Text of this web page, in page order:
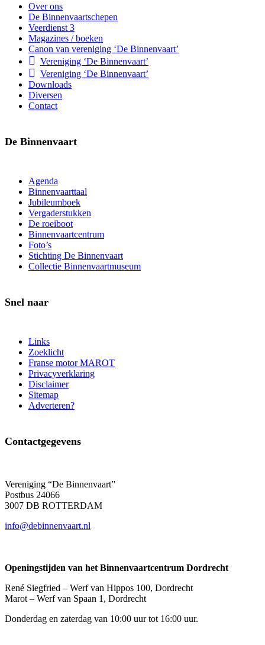
Over ons
De Binnenvaartschepen
Veerdienst 3
Magazines / boeken
Canon van vereniging ‘De Binnenvaart’
Vereniging ‘De Binnenvaart’
Vereniging ‘De Binnenvaart’
Downloads
Diversen
Contact
De Binnenvaart
Agenda
Binnenvaarttaal
Jubileumboek
Vergaderstukken
De roeiboot
Binnenvaartcentrum
Foto’s
Stichting De Binnenvaart
Collectie Binnenvaartmuseum
Snel naar
Links
Zoeklicht
Franse motor MAROT
Privacyverklaring
Disclaimer
Sitemap
Adverteren?
Contactgegevens
Vereniging “De Binnenvaart”
Postbus 24066
3007 DB ROTTERDAM
info@debinnenvaart.nl
Openingstijden van het Binnenvaartcentrum Dordrecht
René Siegfried – Werf van Hippos 100, Dordrecht
Marot – Werf van Spaan 1, Dordrecht
Donderdag en zaterdag van 10:00 uur tot 16:00 uur.